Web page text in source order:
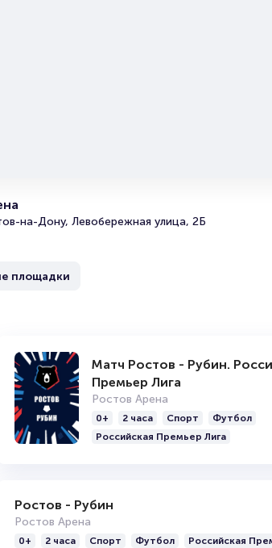
на-Дону, Левобережная улица, 2Б
площадки
Матч Ростов - Рубин.
Премьер Лига
Ростов Арена
0+ 2 часа Спорт
Футбол
Российская Премьер Лига
Ростов - Рубин
Ростов Арена
0+ 2 часа Спорт Футбол Российская